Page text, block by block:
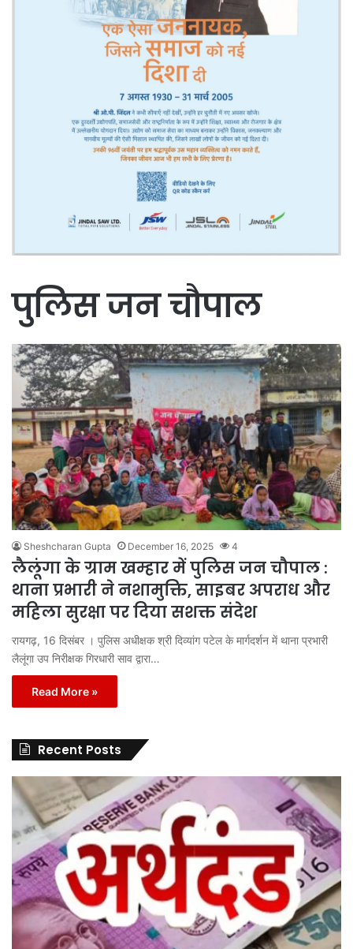
पुलिस जन चौपाल
Sheshcharan Gupta December 16, 2025 4
लैलूंगा के ग्राम खम्हार में पुलिस जन चौपाल :
थाना प्रभारी ने नशामुक्ति, साइबर अपराध और
महिला सुरक्षा पर दिया सशक्त संदेश
रायगढ़, 16 दिसंबर । पुलिस अधीक्षक श्री दिव्यांग पटेल के मार्गदर्शन में थाना प्रभारी
लैलूंगा उप निरीक्षक गिरधारी साव द्वारा…
Read More »
Recent Posts